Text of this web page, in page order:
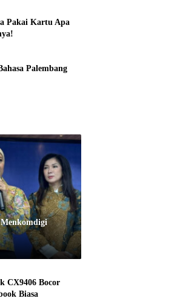
Pakai Kartu Apa
Palembang
CX9406 Bocor
Biasa